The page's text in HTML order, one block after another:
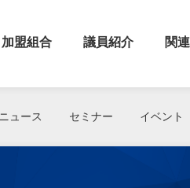
加盟組合 議員紹介 関
ニュース セミナー イベント